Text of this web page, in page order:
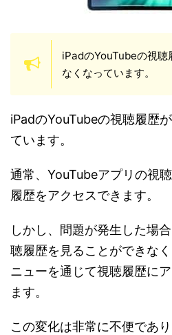
iPadのYouTubeの視聴
なくなっています。
iPadのYouTubeの視聴履歴
ています。
通常、YouTubeアプリの視
履歴をアクセスできます。
しかし、問題が発生した場
聴履歴を見ることができな
ニューを通じて視聴履歴に
ます。
この変化は非常に不便であ